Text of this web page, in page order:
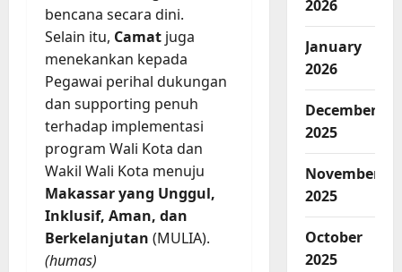
bencana secara dini.
Selain itu, Camat juga
menekankan kepada
Pegawai perihal dukungan
dan supporting penuh
terhadap implementasi
program Wali Kota dan
Wakil Wali Kota menuju
Makassar yang Unggul,
Inklusif, Aman, dan
Berkelanjutan (MULIA).
(humas)
2026
January
2026
December
2025
November
2025
October
2025